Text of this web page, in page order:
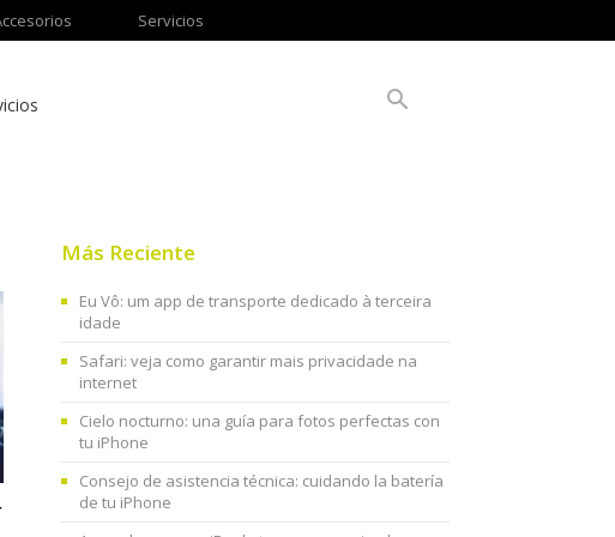
Servicios
Más Reciente
Eu Vô: um app de transporte dedicado à terceira
idade
Safari: veja como garantir mais privacidade na
internet
Cielo nocturno: una guía para fotos perfectas con
tu iPhone
Consejo de asistencia técnica: cuidando la batería
de tu iPhone